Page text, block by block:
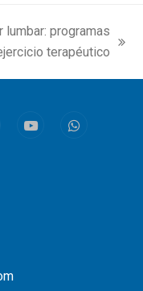
lumbar: programas
terapéutico
YoutubeWhatsapp